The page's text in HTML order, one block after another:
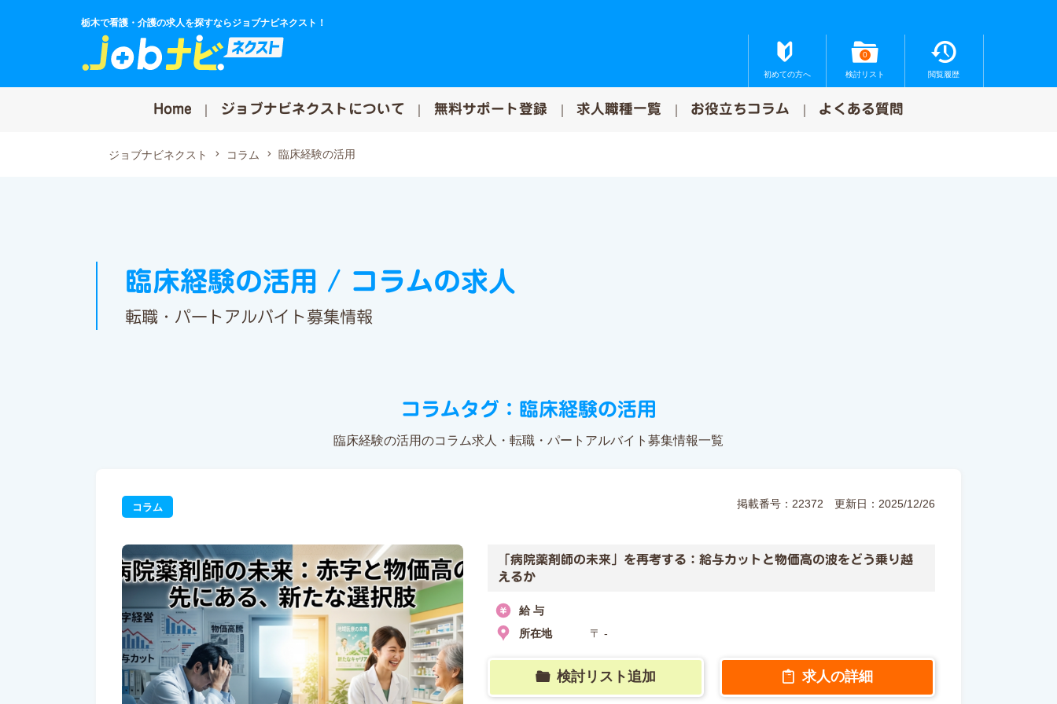
栃木で看護・介護の求人を探すならジョブナビネクスト！
初めての方へ
0
検討リスト 閲覧履歴
Home ジョブナビネクストについて 無料サポート登録 求人職種一覧 お役立ちコラム よくある質問
ジョブナビネクスト コラム 臨床経験の活用
臨床経験の活用 / コラムの求人
転職・パートアルバイト募集情報
コラムタグ：臨床経験の活用
臨床経験の活用のコラム求人・転職・パートアルバイト募集情報一覧
掲載番号：22372 更新日：2025/12/26
コラム
「病院薬剤師の未来」を再考する：給与カットと物価高の波をどう乗り越
えるか
給 与
所在地
〒 -
検討リスト追加 求人の詳細